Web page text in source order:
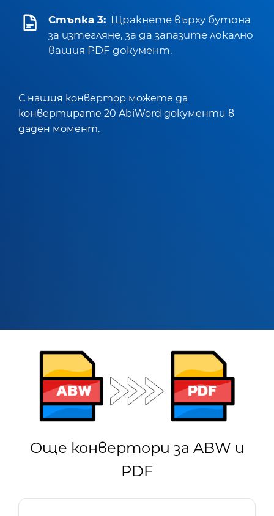
Стъпка 3: Щракнете върху бутона
за изтегляне, за да запазите локално
вашия PDF документ.
С нашия конвертор можете да
конвертирате 20 AbiWord документи в
даден момент.
Още конвертори за ABW и
PDF